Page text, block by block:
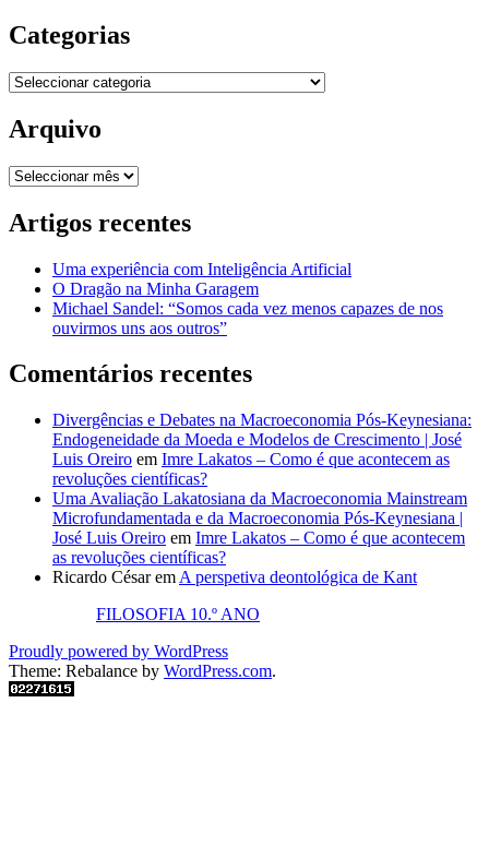
Categorias
Categorias
Arquivo
Arquivo
Artigos recentes
Uma experiência com Inteligência Artificial
O Dragão na Minha Garagem
Michael Sandel: “Somos cada vez menos capazes de nos
ouvirmos uns aos outros”
Comentários recentes
Divergências e Debates na Macroeconomia Pós-Keynesiana:
Endogeneidade da Moeda e Modelos de Crescimento | José
Luis Oreiro em Imre Lakatos – Como é que acontecem as
revoluções científicas?
Uma Avaliação Lakatosiana da Macroeconomia Mainstream
Microfundamentada e da Macroeconomia Pós-Keynesiana |
José Luis Oreiro em Imre Lakatos – Como é que acontecem
as revoluções científicas?
Ricardo Césarem A perspetiva deontológica de Kant
FILOSOFIA 10.º ANO
Proudly powered by WordPress
Theme: Rebalance by WordPress.com.